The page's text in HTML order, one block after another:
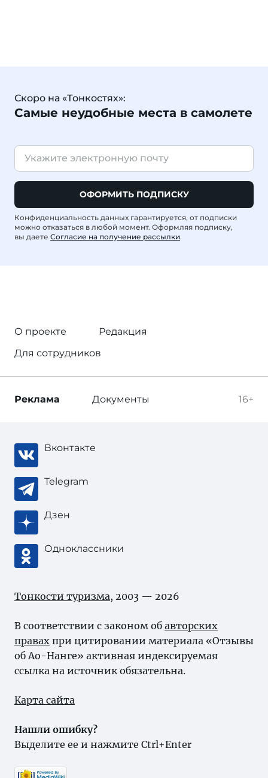
Скоро на «Тонкостях»:
Самые неудобные места в самолете
ОФОРМИТЬ ПОДПИСКУ
Конфиденциальность данных гарантируется, от подписки
можно отказаться в любой момент. Оформляя подписку,
вы даете Согласие на получение рассылки.
О проекте
Редакция
Для сотрудников
16+
Реклама Документы
Вконтакте
Telegram
Дзен
Одноклассники
Тонкости туризма, 2003 — 2026
В соответствии с законом об авторских
правах при цитировании материала «Отзывы
об Ао-Нанге» активная индексируемая
ссылка на источник обязательна.
Карта сайта
Нашли ошибку?
Выделите ее и нажмите Ctrl+Enter